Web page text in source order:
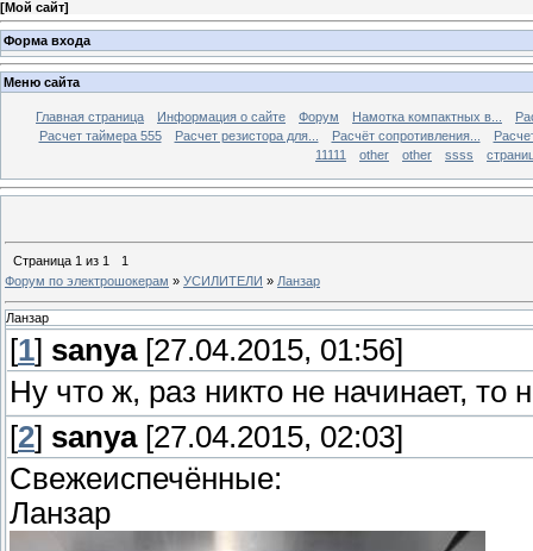
[Мой сайт]
Форма входа
Меню сайта
Главная страница Информация о сайте Форум Намотка компактных в...
Расчет таймера 555
Расчет резистора для... Расчёт сопротивления...
11111
other other ssss
Страница 1 из 1
1
Форум по электрошокерам » УСИЛИТЕЛИ » Ланзар
Ланзар
[1] sanya[27.04.2015, 01:56]
Ну что ж, раз никто не начинает, то
[2] sanya[27.04.2015, 02:03]
Свежеиспечённые:
Ланзар